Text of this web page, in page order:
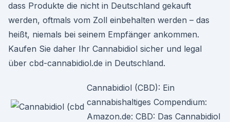
dass Produkte die nicht in Deutschland gekauft
werden, oftmals vom Zoll einbehalten werden – das
heißt, niemals bei seinem Empfänger ankommen.
Kaufen Sie daher Ihr Cannabidiol sicher und legal
über cbd-cannabidiol.de in Deutschland.
Cannabidiol (CBD): Ein
cannabishaltiges Compendium:
Amazon.de: CBD: Das Cannabidiol